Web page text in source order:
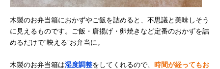
木製のお弁当箱におかずやご飯を詰めると、不思議と美味しそう
に見えるものです。ご飯・唐揚げ・卵焼きなど定番のおかずを詰
めるだけで“映える”お弁当に。
木製のお弁当箱は湿度調整をしてくれるので、 時間が経ってもお